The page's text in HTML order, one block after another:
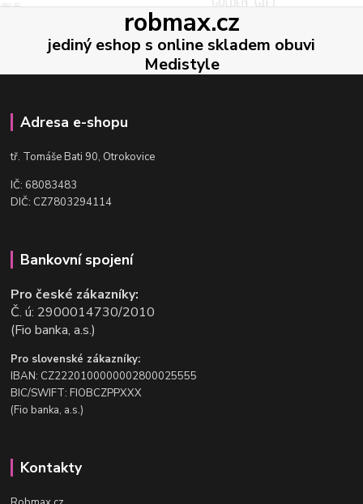
robmax.cz
jediný eshop s online skladem obuvi
Medistyle
Adresa e-shopu
tř. Tomáše Bati 90, Otrokovice
IČ: 68083483
DIČ: CZ7803294114
Bankovní spojení
Pro české zákazníky:
Č. ú: 2900014730/2010
(Fio banka, a.s.)
Pro slovenské zákazníky:
IBAN: CZ2220100000002800025555
BIC/SWIFT: FIOBCZPPXXX
(Fio banka, a.s.)
Kontakty